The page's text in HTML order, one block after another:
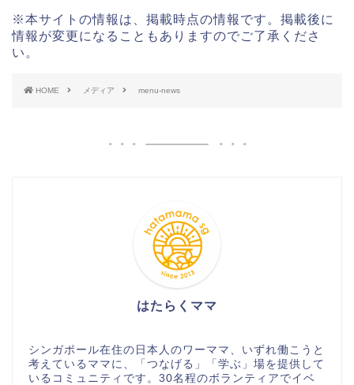
※本サイトの情報は、掲載時点の情報です。掲載後に
情報が変更になることもありますのでご了承くださ
い。
HOME メディア menu-news
はたらくママ
シンガポール在住の日本人のワーママ、いずれ働こうと
考えているママに、「つなげる」「学ぶ」場を提供して
いるコミュニティです。30名程のボランティアでイベ